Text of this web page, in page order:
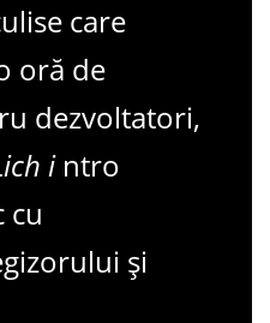
care
oră de
dezvoltatori,
intro
cu
și